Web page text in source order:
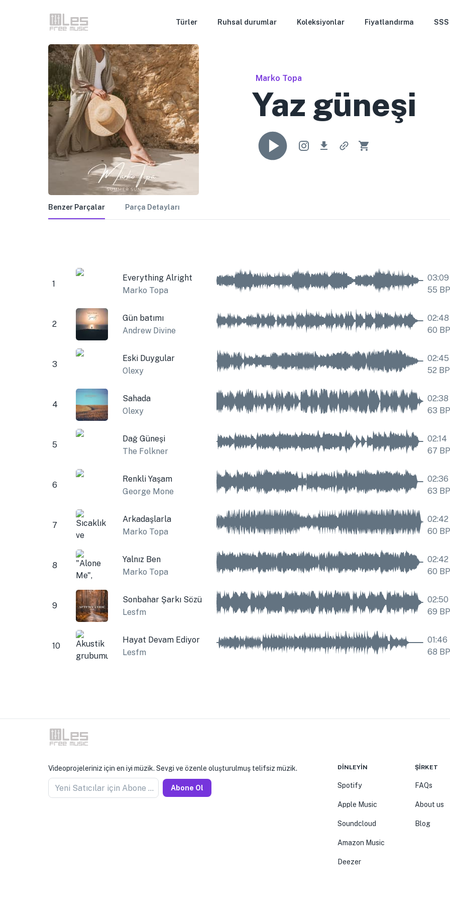
Türler Ruhsal durumlar Koleksiyonlar Fiyatlandırma SSS
Marko Topa
Yaz güneşi
Benzer Parçalar Parça Detayları
1
Everything Alright
Marko Topa
03:09
55
2
Gün batımı
Andrew Divine
02:48
60
3
Eski Duygular
Olexy
02:45
52
4
Sahada
Olexy
02:38
63
5
Dağ Güneşi
The Folkner
02:14
67
6
Renkli Yaşam
George Mone
02:36
63
7
Arkadaşlarla
Marko Topa
02:42
60
8
Yalnız Ben
Marko Topa
02:42
60
9
Sonbahar Şarkı Sözü
Lesfm
02:50
69
10
Hayat Devam Ediyor
Lesfm
01:46
68
Videoprojeleriniz için en iyi müzik. Sevgi ve özenle oluşturulmuş telifsiz müzik.
Yeni Satıcılar için Abone Olun Abone Ol
DINLEYIN
Spotify
Apple Music
Soundcloud
Amazon Music
Deezer
ŞIRKET
FAQs
About us
Blog